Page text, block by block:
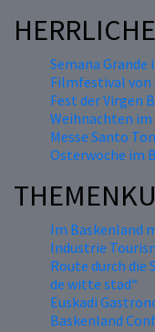
Semana Grande
Filmfestival von
Fest der Virgen
Weihnachten im
Messe Santo
Osterwoche im
Im Baskenland
Industrie
Route durch die
de witte stad“
Euskadi
Baskenland